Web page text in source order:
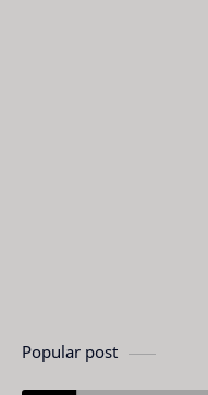
Popular post